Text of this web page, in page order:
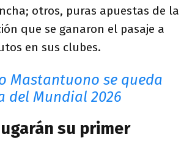
otros, puras apuestas de la
que se ganaron el pasaje a
en sus clubes.
Mastantuono se queda
del Mundial 2026
su primer